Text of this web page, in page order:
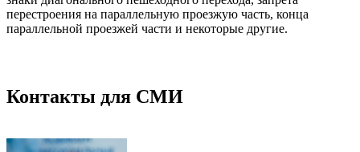
перестроения на параллельную проезжую часть, конца
параллельной проезжей части и некоторые другие.
Контакты для СМИ